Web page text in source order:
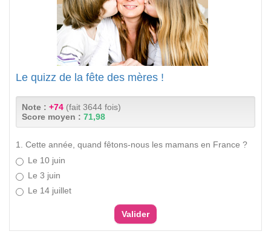
Le quizz de la fête des mères !
Note : +74 (fait 3644 fois)
Score moyen : 71,98
1. Cette année, quand fêtons-nous les mamans en France ?
Le 10 juin
Le 3 juin
Le 14 juillet